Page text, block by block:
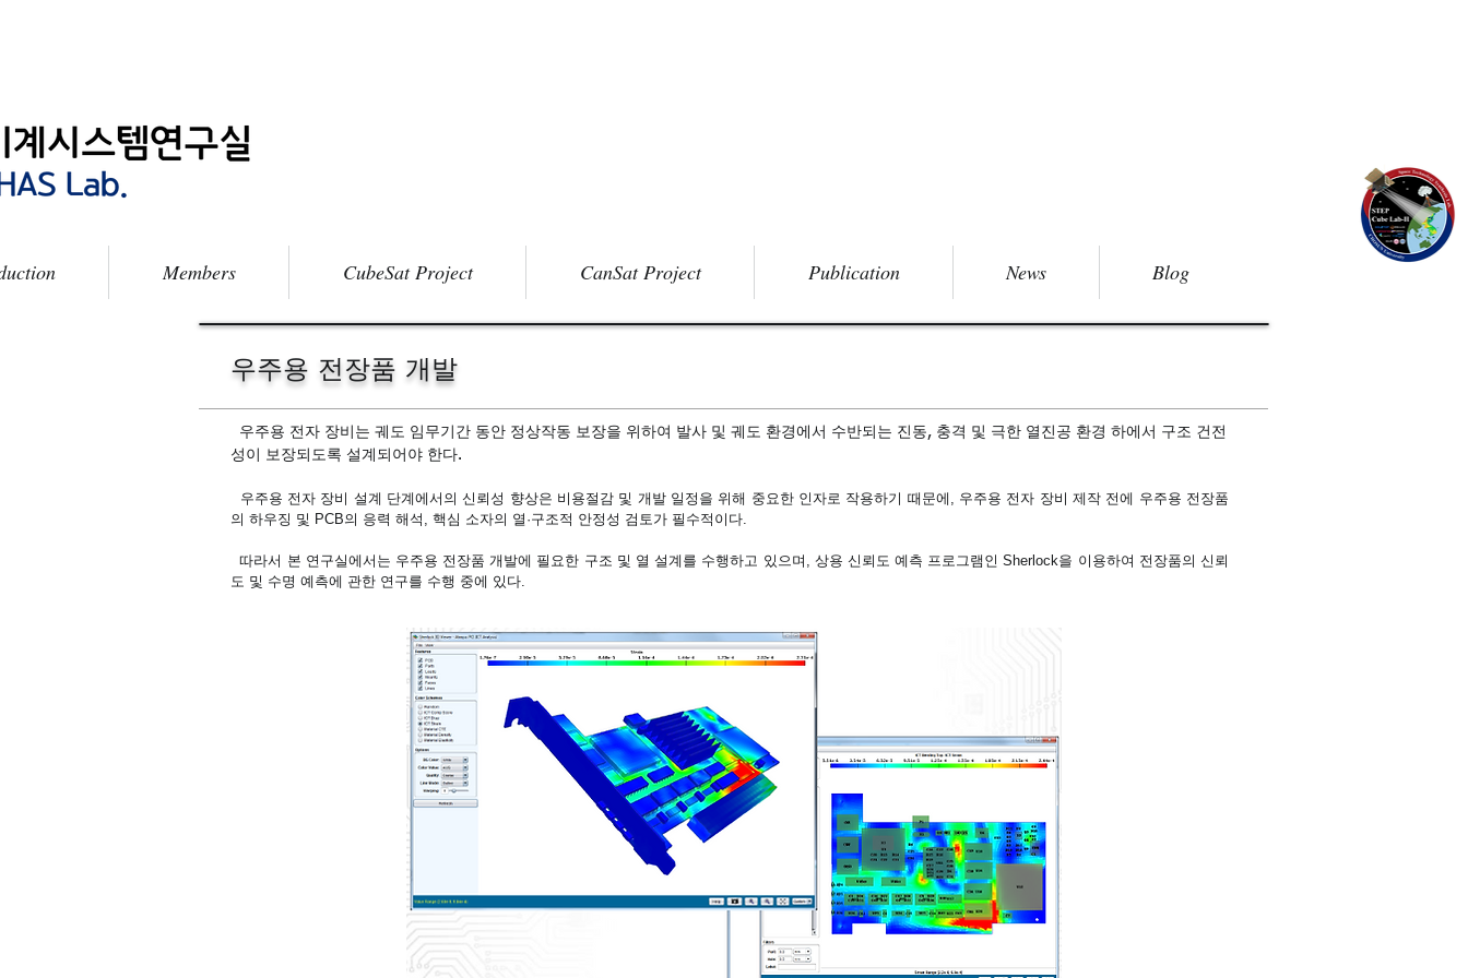
Members CubeSat Project CanSat Project Publication News Blog
우주용 전장품 개발
우주용 전자 장비는 궤도 임무기간 동안 정상작동 보장을 위하여 발사 및 궤도 환경에서 수반되는 진동, 충격 및 극한 열진공 환경 하에서 구조 건전
성이 보장되도록 설계되어야 한다.
우주용 전자 장비 설계 단계에서의 신뢰성 향상은 비용절감 및 개발 일정을 위해 중요한 인자로 작용하기 때문에, 우주용 전자 장비 제작 전에 우주용 전장품
의 하우징 및 PCB의 응력 해석, 핵심 소자의 열·구조적 안정성 검토가 필수적이다.
따라서 본 연구실에서는 우주용 전장품 개발에 필요한 구조 및 열 설계를 수행하고 있으며, 상용 신뢰도 예측 프로그램인 Sherlock을 이용하여 전장품의 신뢰
도 및 수명 예측에 관한 연구를 수행 중에 있다.